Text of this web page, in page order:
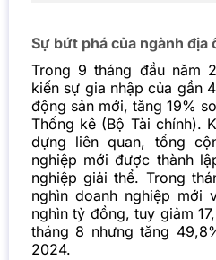
Sự bứt phá của ngành địa
Trong 9 tháng đầu năm
kiến sự gia nhập của gần
động sản mới, tăng 19%
Thống kê (Bộ Tài chính).
dựng liên quan, tổng
nghiệp mới được thành
nghiệp giải thể. Trong
nghìn doanh nghiệp mới
nghìn tỷ đồng, tuy giảm
tháng 8 nhưng tăng
2024.